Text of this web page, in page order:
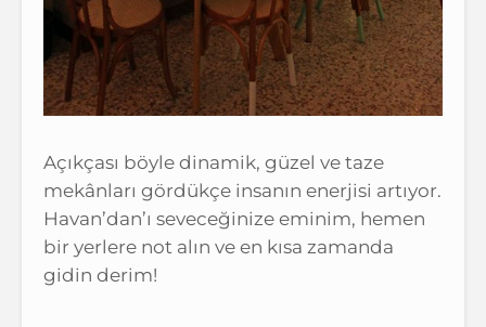
Açıkçası böyle dinamik, güzel ve taze
mekânları gördükçe insanın enerjisi artıyor.
Havan’dan’ı seveceğinize eminim, hemen
bir yerlere not alın ve en kısa zamanda
gidin derim!